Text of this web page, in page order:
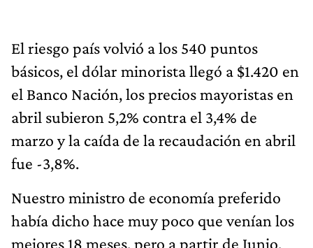
El riesgo país volvió a los 540 puntos
básicos, el dólar minorista llegó a $1.420 en
el Banco Nación, los precios mayoristas en
abril subieron 5,2% contra el 3,4% de
marzo y la caída de la recaudación en abril
fue -3,8%.
Nuestro ministro de economía preferido
había dicho hace muy poco que venían los
mejores 18 meses, pero a partir de Junio,